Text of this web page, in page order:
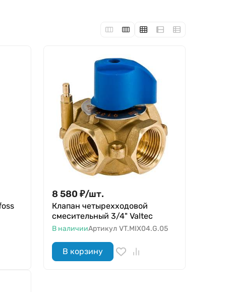
8 580 ₽/шт.
Клапан четырехходовой
смесительный 3/4" Valtec
В наличииАртикул VT.MIX04.G.05
В корзину